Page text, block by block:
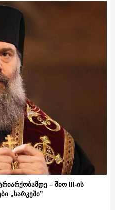
– შიო III-ის
„სარკეში”